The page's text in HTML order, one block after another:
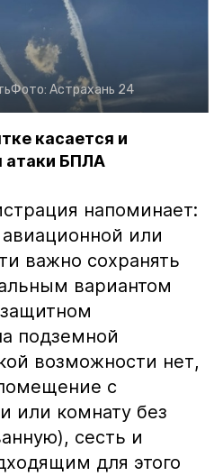
Фото: Астрахань 24
касается и
атаки БПЛА
напоминает:
или
важно сохранять
вариантом
подземной
возможности нет,
с
или комнату без
сесть и
для этого